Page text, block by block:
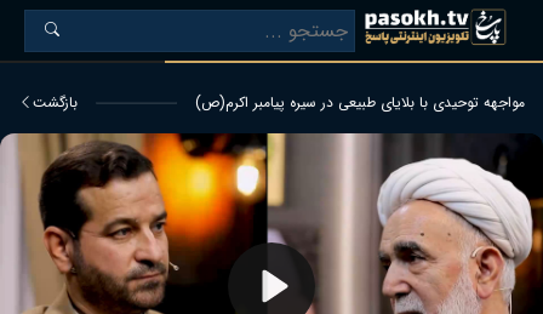
مواجهه توحیدی با بلایای طبیعی در سیره پیامبر اکرم(ص) بازگشت